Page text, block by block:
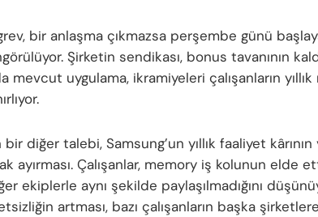
bir anlaşma çıkmazsa perşembe günü
Şirketin sendikası, bonus tavanının
mevcut uygulama, ikramiyeleri çalışanların yıllık
bir diğer talebi, Samsung’un yıllık faaliyet kârının
ayırması. Çalışanlar, memory iş kolunun elde
ekiplerle aynı şekilde paylaşılmadığını
artması, bazı çalışanların başka